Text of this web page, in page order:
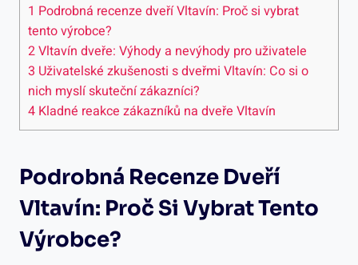
1 Podrobná recenze dveří Vltavín: Proč si vybrat
tento výrobce?
2Vltavín dveře: Výhody a nevýhody pro uživatele
3 Uživatelské zkušenosti s dveřmi Vltavín: Co si o
nich myslí skuteční zákazníci?
4 Kladné reakce zákazníků na dveře Vltavín
Podrobná Recenze Dveří
Vltavín: Proč Si Vybrat Tento
Výrobce?